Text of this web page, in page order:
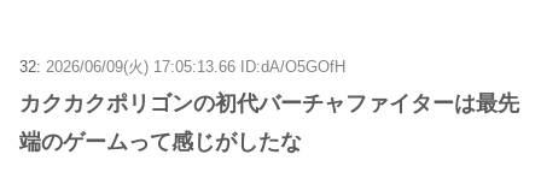
32: 2026/06/09(火) 17:05:13.66 ID:dA/O5GOfH
カクカクポリゴンの初代バーチャファイターは最先
端のゲームって感じがしたな